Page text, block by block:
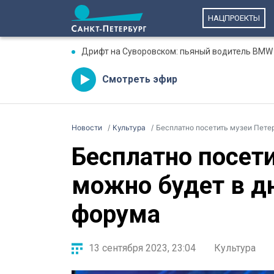
НАЦПРОЕКТЫ
Дрифт на Суворовском: пьяный водитель BMW
Смотреть эфир
Новости Культура Бесплатно посетить музеи
Бесплатно
можно будет в
форума
13 сентября 2023, 23:04 Культура